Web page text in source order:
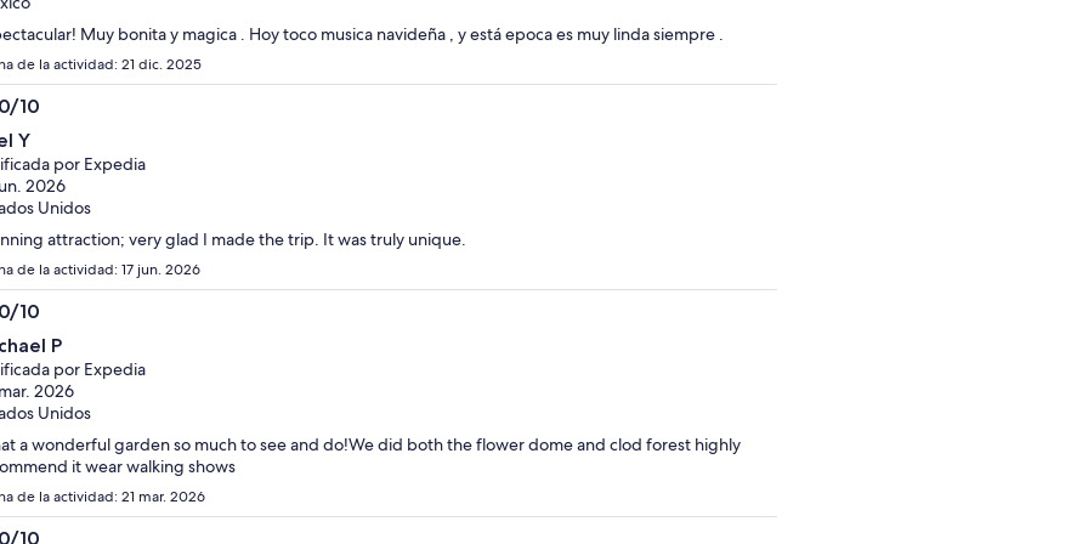
Muy bonita y magica . Hoy toco musica navideña , y está epoca es muy linda siempre .
de la actividad: 21 dic. 2025
10
Y
por Expedia
2026
Unidos
attraction; very glad I made the trip. It was truly unique.
de la actividad: 17 jun. 2026
10
P
por Expedia
2026
Unidos
a wonderful garden so much to see and do!We did both the flower dome and clod forest highly
it wear walking shows
de la actividad: 21 mar. 2026
10